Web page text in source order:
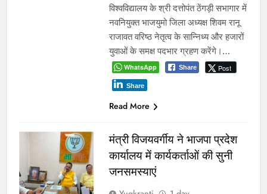
ग्वालियर 5 अगस्त 2026। पिछले 24 घंटों
की लगातार बारिश के बाद शहर के कई हिस्से
जलमग्न हो गए। इसके बाद कलेक्टर रुचिका
चौहान और नगर निगम आयुक्त संघ प्रिय ने
शहर का…
WhatsApp
दतिया में दो माह तक खाली रहा
जिला आबकारी अधिकारी का